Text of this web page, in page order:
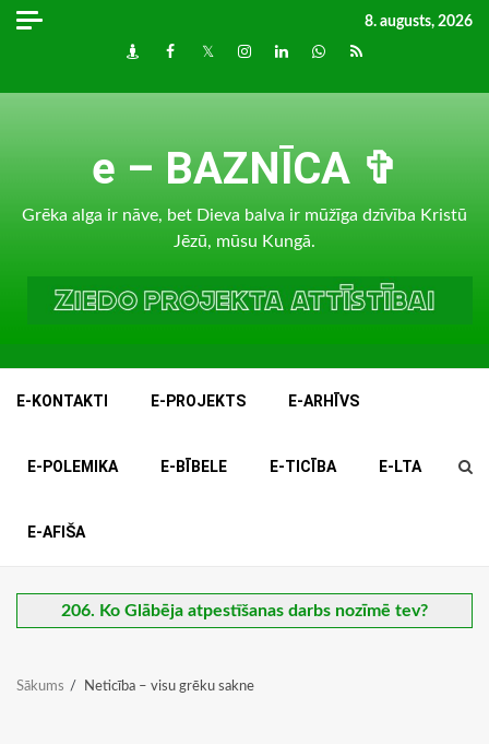
Skip
8. augusts, 2026
DraugiemFacebook
TwitterInstagram
LinkedInwhatsapp
RSS
e – BAZNĪCA ✞
Grēka alga ir nāve, bet Dieva balva ir mūžīga dzīvība Kristū
Jēzū, mūsu Kungā.
E-KONTAKTI E-PROJEKTS E-ARHĪVS
E-POLEMIKA E-BĪBELE E-TICĪBA E-LTA
E-AFIŠA
206. Ko Glābēja atpestīšanas darbs nozīmē tev?
Sākums Neticība – visu grēku sakne